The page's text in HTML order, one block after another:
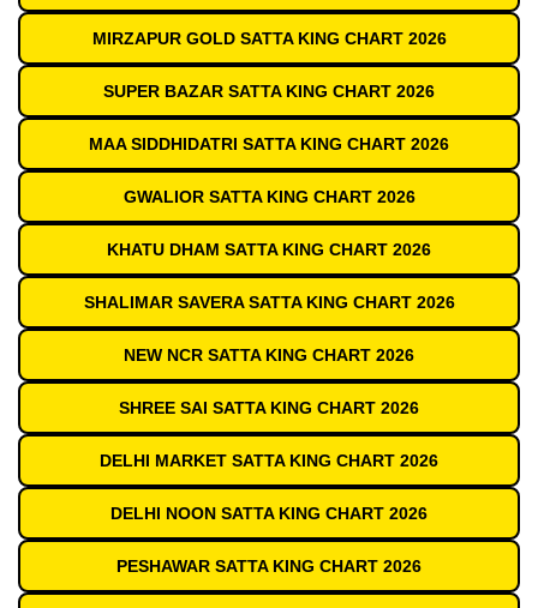
MIRZAPUR GOLD SATTA KING CHART 2026
SUPER BAZAR SATTA KING CHART 2026
MAA SIDDHIDATRI SATTA KING CHART 2026
GWALIOR SATTA KING CHART 2026
KHATU DHAM SATTA KING CHART 2026
SHALIMAR SAVERA SATTA KING CHART 2026
NEW NCR SATTA KING CHART 2026
SHREE SAI SATTA KING CHART 2026
DELHI MARKET SATTA KING CHART 2026
DELHI NOON SATTA KING CHART 2026
PESHAWAR SATTA KING CHART 2026